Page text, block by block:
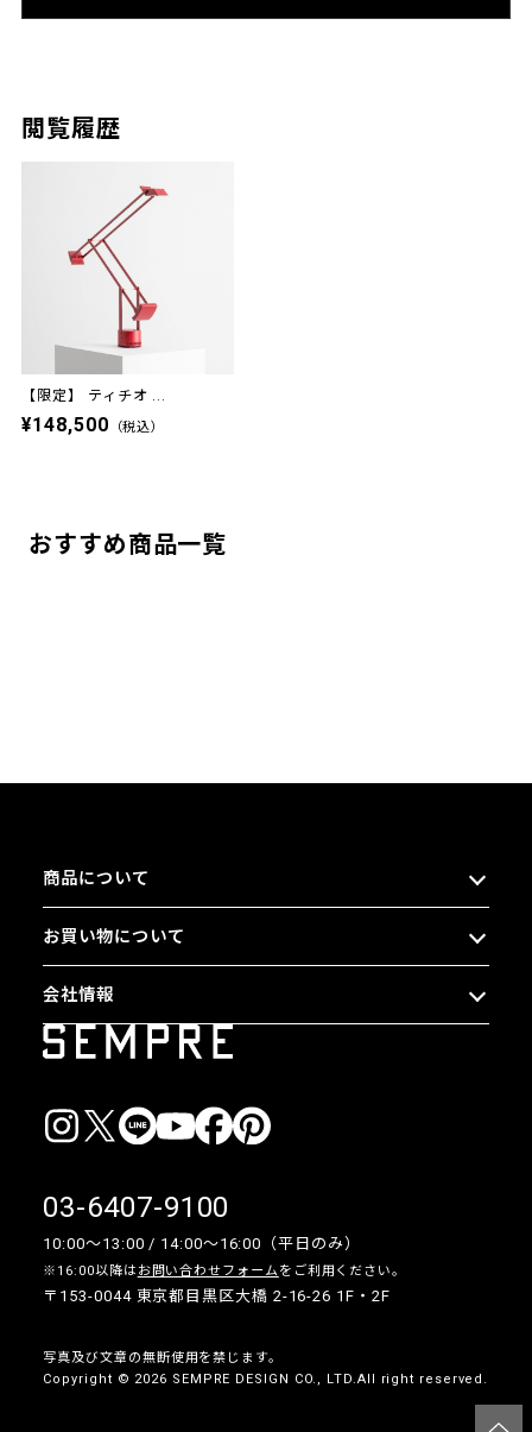
閲覧履歴
【限定】 ティチオ ...
¥148,500 （税込）
おすすめ商品一覧
商品について
お買い物について
会社情報
03-6407-9100
10:00〜13:00 / 14:00〜16:00（平日のみ）
※16:00以降は お問い合わせフォームをご利用ください。
〒153-0044 東京都目黒区大橋 2-16-26 1F・2F
写真及び文章の無断使用を禁じます。
Copyright © 2026 SEMPRE DESIGN CO., LTD.All right reserved.